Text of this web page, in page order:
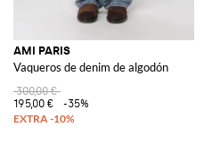
AMI PARIS
Vaqueros de denim de algodón
300,00 €
195,00 €
-35%